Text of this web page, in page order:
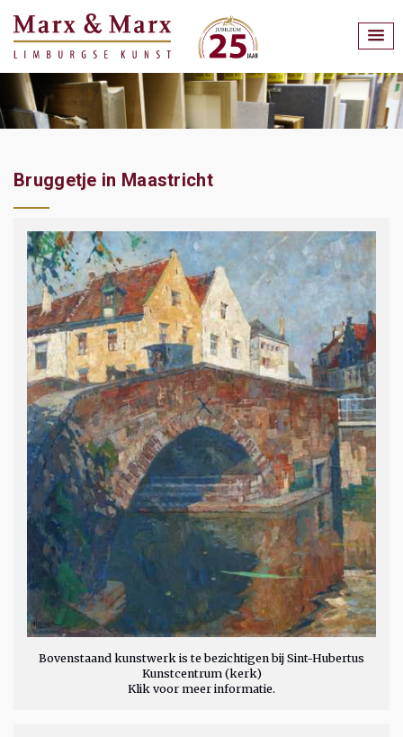
Bruggetje in Maastricht
Bovenstaand kunstwerk is te bezichtigen bij Sint-Hubertus
Kunstcentrum (kerk)
Klik voor meer informatie.